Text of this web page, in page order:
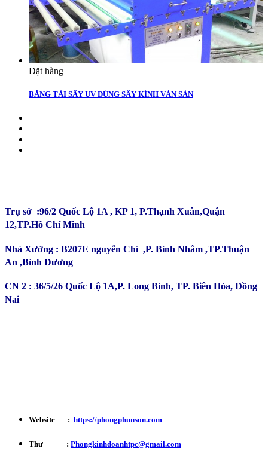
Đặt hàng
BĂNG TẢI SẤY UV DÙNG SẤY KÍNH VÁN SÀN
Trụ sở :96/2 Quốc Lộ 1A , KP 1, P.Thạnh Xuân,Quận
12,TP.Hồ Chí Minh
Nhà Xưởng : B207E nguyễn Chí ,P. Bình Nhâm ,TP.Thuận
An ,Bình Dương
CN 2 : 36/5/26 Quốc Lộ 1A,P. Long Bình, TP. Biên Hòa, Đồng
Nai
Website : https://phongphunson.com
Thư : Phongkinhdoanhtpc@gmail.com